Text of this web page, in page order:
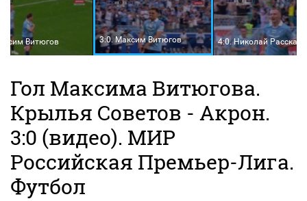
Витюгов 3:0. Максим Витюгов 4:0. Николай
Гол Максима Витюгова.
Крылья Советов - Акрон.
3:0 (видео). МИР
Российская Премьер-Лига.
Футбол